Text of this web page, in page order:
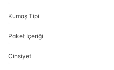
Kumaş Tipi
Paket İçeriği
Cinsiyet